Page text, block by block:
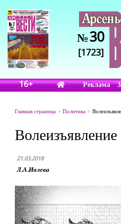
№30
[1723]
16+ Реклама
Главная страница Политика
21.03.2018
Л.А.Ивлева